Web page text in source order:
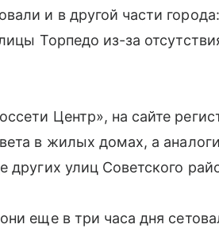
и в другой части
Торпедо из-за
Центр», на сайте
в жилых домах, а
других улиц Советского
еще в три часа дня